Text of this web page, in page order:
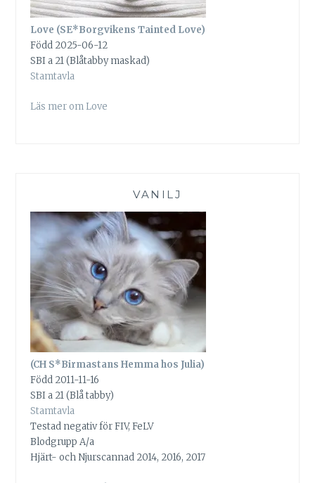
Love (SE*Borgvikens Tainted Love)
Född 2025-06-12
SBI a 21 (Blåtabby maskad)
Stamtavla
Läs mer om Love
VANILJ
(CH S*Birmastans Hemma hos Julia)
Född 2011-11-16
SBI a 21 (Blå tabby)
Stamtavla
Testad negativ för FIV, FeLV
Blodgrupp A/a
Hjärt- och Njurscannad 2014, 2016, 2017